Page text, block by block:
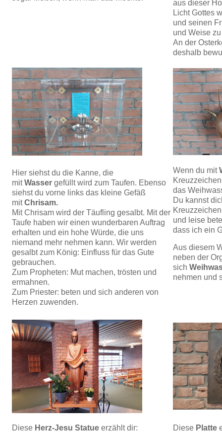
aus dieser
Licht Gottes
und seinen
und Weise
An der
deshalb
Hier siehst du die Kanne, die
mitWasser gefüllt wird zum Taufen. Ebenso
siehst du vorne links das kleine Gefäß
mitChrisam.
Mit Chrisam wird der Täufling gesalbt. Mit der
Taufe haben wir einen wunderbaren Auftrag
erhalten und ein hohe Würde, die uns
niemand mehr nehmen kann. Wir werden
gesalbt zum König: Einfluss für das Gute
gebrauchen.
Zum Propheten: Mut machen, trösten und
ermahnen.
Zum Priester: beten und sich anderen von
Herzen zuwenden.
Wenn du mit
das
Du kannst
und leise
dass ich ein
Aus diesem
neben der
sich
nehmen und
Diese Herz-Jesu Statue erzählt dir:
Diese Platte